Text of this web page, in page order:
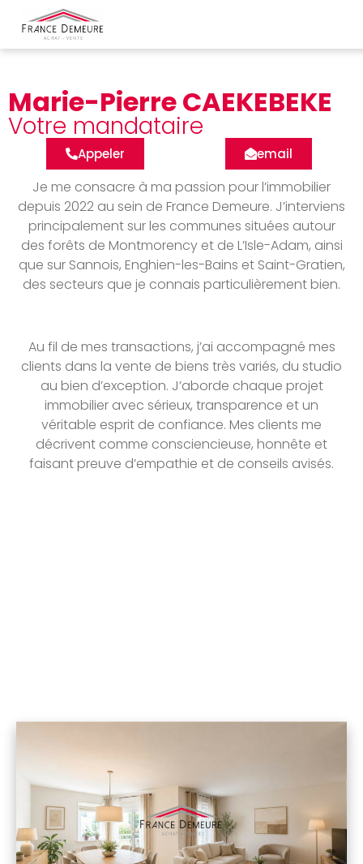
Marie-Pierre CAEKEBEKE
Votre mandataire
Je me consacre à ma passion pour l’immobilier
depuis 2022 au sein de France Demeure. J’interviens
principalement sur les communes situées autour
des forêts de Montmorency et de L’Isle-Adam, ainsi
que sur Sannois, Enghien-les-Bains et Saint-Gratien,
des secteurs que je connais particulièrement bien.
Au fil de mes transactions, j’ai accompagné mes
clients dans la vente de biens très variés, du studio
au bien d’exception. J’aborde chaque projet
immobilier avec sérieux, transparence et un
véritable esprit de confiance. Mes clients me
décrivent comme consciencieuse, honnête et
faisant preuve d’empathie et de conseils avisés.
Appeler email